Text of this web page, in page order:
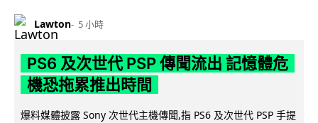
Lawton 5 小時
PS6 及次世代 PSP 傳聞流出 記憶體危
機恐拖累推出時間
爆料媒體披露 Sony 次世代主機傳聞,指 PS6 及次世代 PSP 手提